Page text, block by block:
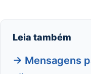
Leia também
→ Mensagens